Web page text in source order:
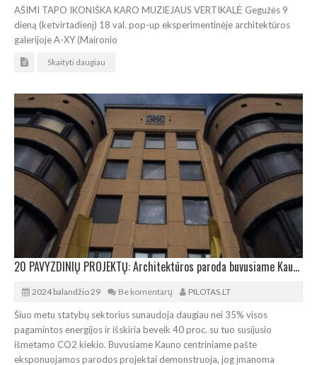
AŠIMI TAPO IKONIŠKA KARO MUZIEJAUS VERTIKALĖ Gegužės 9
dieną (ketvirtadienį) 18 val. pop-up eksperimentinėje architektūros
galerijoje A-XY (Maironio
Skaityti daugiau
20 PAVYZDINIŲ PROJEKTŲ: Architektūros paroda buvusiame Kauno centriniame pašte
2024 balandžio 29 Be komentarų PILOTAS.LT
Šiuo metu statybų sektorius sunaudoja daugiau nei 35% visos
pagamintos energijos ir išskiria beveik 40 proc. su tuo susijusio
išmetamo CO2 kiekio. Buvusiame Kauno centriniame pašte
eksponuojamos parodos projektai demonstruoja, jog įmanoma